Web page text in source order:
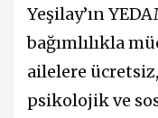
Yeşilay’ın
bağımlılıkla
ailelere
psikolojik ve